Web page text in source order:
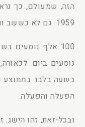
הזה, שמעולם, כך
1959. גם לא כששב ונפתח לתנועה בשנת 1992.
בשעה בלבד בממוצע
הפעלה והפעלה.
ובכל-זאת, זהו הישג.